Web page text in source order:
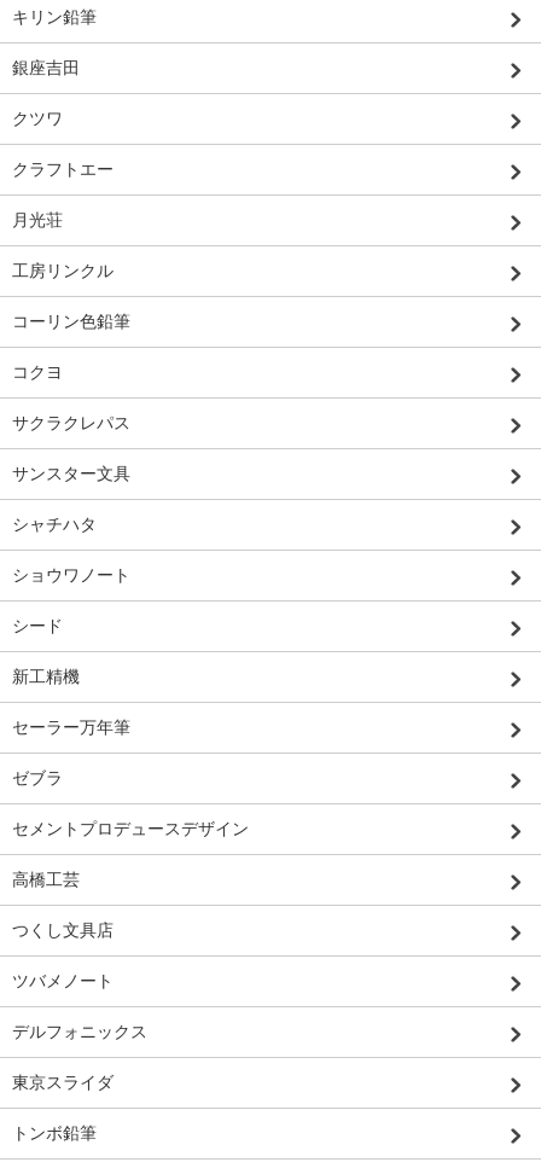
キリン鉛筆
銀座吉田
クツワ
クラフトエー
月光荘
工房リンクル
コーリン色鉛筆
コクヨ
サクラクレパス
サンスター文具
シャチハタ
ショウワノート
シード
新工精機
セーラー万年筆
ゼブラ
セメントプロデュースデザイン
高橋工芸
つくし文具店
ツバメノート
デルフォニックス
東京スライダ
トンボ鉛筆